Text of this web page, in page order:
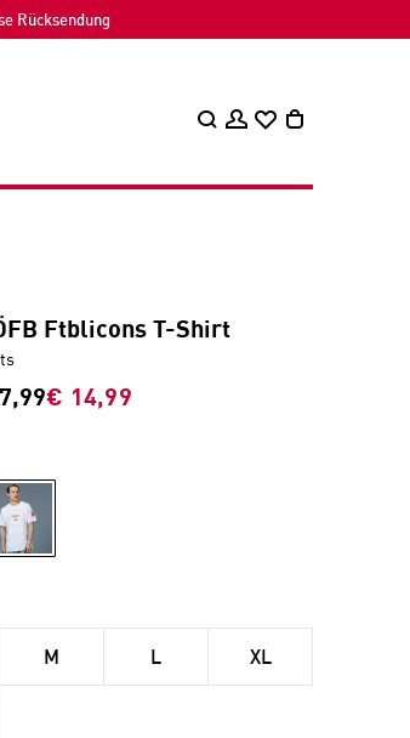
Rücksendung
Ftblicons T-Shirt
€ 14,99
M L XL